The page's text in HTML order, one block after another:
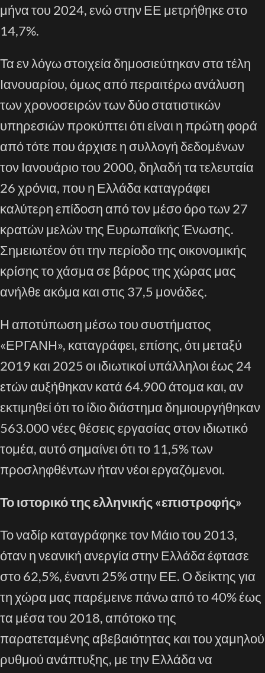
μήνα του 2024, ενώ στην ΕΕ μετρήθηκε στο
14,7%.
Τα εν λόγω στοιχεία δημοσιεύτηκαν στα τέλη
Ιανουαρίου, όμως από περαιτέρω ανάλυση
των χρονοσειρών των δύο στατιστικών
υπηρεσιών προκύπτει ότι είναι η πρώτη φορά
από τότε που άρχισε η συλλογή δεδομένων
τον Ιανουάριο του 2000, δηλαδή τα τελευταία
26 χρόνια, που η Ελλάδα καταγράφει
καλύτερη επίδοση από τον μέσο όρο των 27
κρατών μελών της Ευρωπαϊκής Ένωσης.
Σημειωτέον ότι την περίοδο της οικονομικής
κρίσης το χάσμα σε βάρος της χώρας μας
ανήλθε ακόμα και στις 37,5 μονάδες.
Η αποτύπωση μέσω του συστήματος
«ΕΡΓΑΝΗ», καταγράφει, επίσης, ότι μεταξύ
2019 και 2025 οι ιδιωτικοί υπάλληλοι έως 24
ετών αυξήθηκαν κατά 64.900 άτομα και, αν
εκτιμηθεί ότι το ίδιο διάστημα δημιουργήθηκαν
563.000 νέες θέσεις εργασίας στον ιδιωτικό
τομέα, αυτό σημαίνει ότι το 11,5% των
προσληφθέντων ήταν νέοι εργαζόμενοι.
Το ιστορικό της ελληνικής «επιστροφής»
Το ναδίρ καταγράφηκε τον Μάιο του 2013,
όταν η νεανική ανεργία στην Ελλάδα έφτασε
στο 62,5%, έναντι 25% στην ΕΕ. Ο δείκτης για
τη χώρα μας παρέμεινε πάνω από το 40% έως
τα μέσα του 2018, απότοκο της
παρατεταμένης αβεβαιότητας και του χαμηλού
ρυθμού ανάπτυξης, με την Ελλάδα να